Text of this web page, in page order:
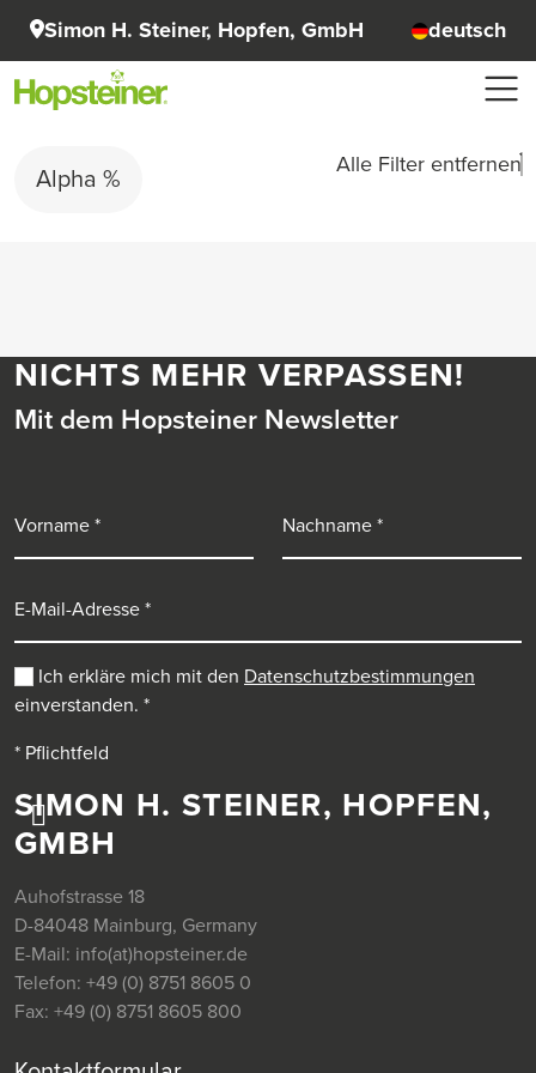
Simon H. Steiner, Hopfen, GmbH deutsch
Alpha %
Alle Filter entfernen
SIMON H. STEINER, HOPFEN,
GMBH
Auhofstrasse 18
D-84048 Mainburg, Germany
E-Mail: info(at)hopsteiner.de
Telefon: +49 (0) 8751 8605 0
Fax: +49 (0) 8751 8605 800
NICHTS MEHR VERPASSEN!
Mit dem Hopsteiner Newsletter
Ich erkläre mich mit den Datenschutzbestimmungen
einverstanden. *
* Pflichtfeld